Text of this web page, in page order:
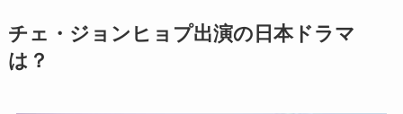
チェ・ジョンヒョプ出演の日本ドラマ
は？